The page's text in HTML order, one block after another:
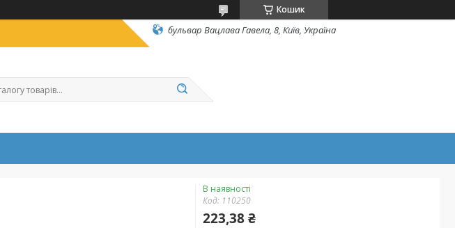
Кошик
бульвар Вацлава Гавела, 8, Київ, Україна
В наявності
Код: 110250
223,38 ₴